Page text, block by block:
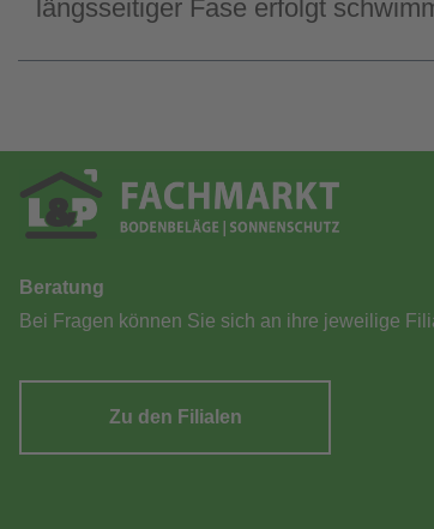
längsseitiger Fase erfolgt
Beratung
Bei Fragen können Sie sich an ihre jeweilige
Zu den Filialen